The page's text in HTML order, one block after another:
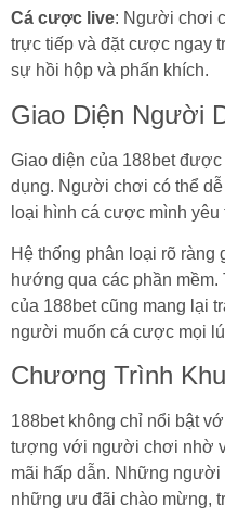
Cá cược live: Người chơi
trực tiếp và đặt cược ngay
sự hồi hộp và phấn khích.
Giao Diện Người
Giao diện của 188bet
dụng. Người chơi có thể
loại hình cá cược mình yêu
Hệ thống phân loại rõ
hướng qua các phần mềm.
của 188bet cũng mang lại
người muốn cá cược mọi
Chương Trình
188bet không chỉ nổi bật
tượng với người chơi nhờ
mãi hấp dẫn. Những
những ưu đãi chào mừng,